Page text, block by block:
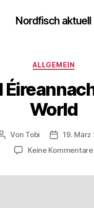
Nordfisch aktuell
Kategorien
ALLGEMEIN
World
Beitragsautor
Von Tobi
19. März
Keine Kommentare